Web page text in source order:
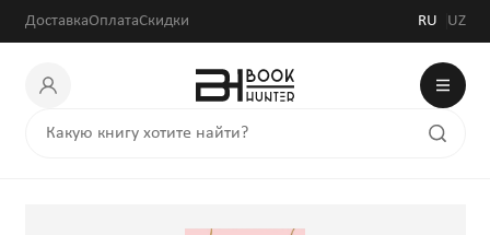
ДоставкаОплатаСкидки RU UZ